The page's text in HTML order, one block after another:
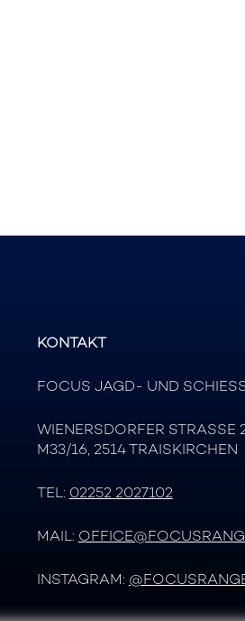
KONTAKT
FOCUS JAGD- UND
WIENERSDORFER STRASSE
M33/16, 2514 TRAISKIRCHEN
TEL: 02252 2027102
MAIL:
INSTAGRAM: